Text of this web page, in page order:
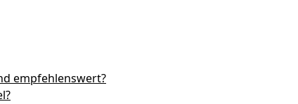
empfehlenswert?